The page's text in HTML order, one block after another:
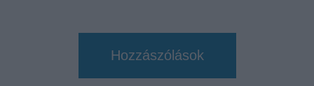
Hozzászólások